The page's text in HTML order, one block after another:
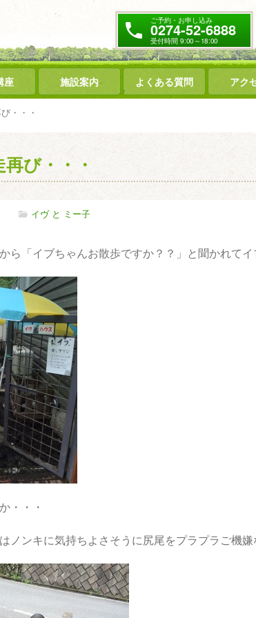
ご予約・お申し込み
0274-52-6888
受付時間 9:00～18:00
座 施設案内 よくある質問 アク
・・・
び・・・
イヴ と ミー子
ら「イブちゃんお散歩ですか？？」と聞かれて
・・・
ノンキに気持ちよさそうに尻尾をプラプラご機嫌